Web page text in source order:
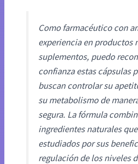
Como farmacéutico con
experiencia en productos
suplementos, puedo
confianza estas cápsulas
buscan controlar su
su metabolismo de
segura. La fórmula
ingredientes naturales
estudiados por sus
regulación de los niveles